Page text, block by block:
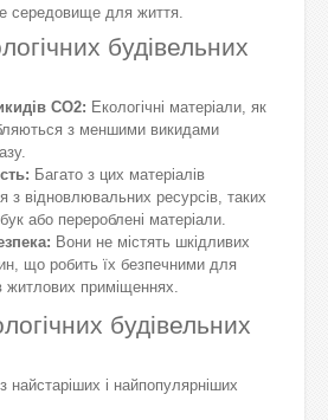
середовище для життя.
будівельних
CO2: Екологічні матеріали, як
з меншими викидами
Багато з цих матеріалів
з відновлювальних ресурсів, таких
або перероблені матеріали.
Вони не містять шкідливих
що робить їх безпечними для
житлових приміщеннях.
будівельних
найстаріших і найпопулярніших